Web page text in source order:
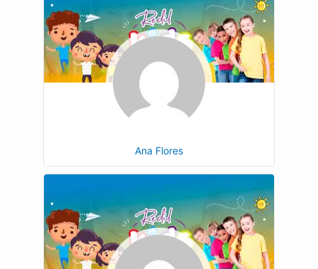
Ana Flores